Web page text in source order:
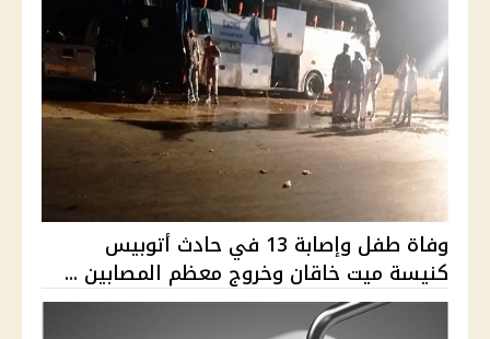
وفاة طفل وإصابة 13 في حادث أتوبيس
كنيسة ميت خاقان وخروج معظم المصابين ...